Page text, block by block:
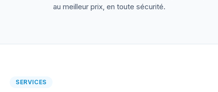
au meilleur prix, en toute sécurité.
SERVICES